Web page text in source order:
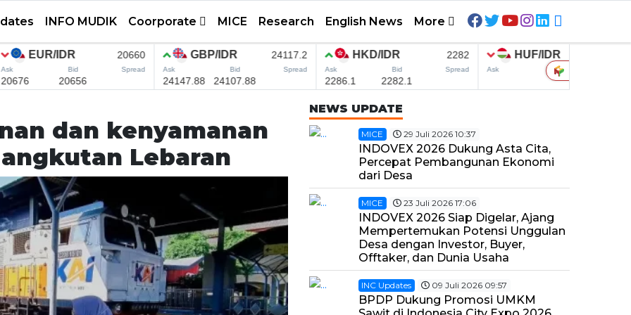
INFO MUDIK Coorporate MICE Research English News More
dan kenyamanan
Lebaran
NEWS UPDATE
MICE 29 Juli 2026 10:37
INDOVEX 2026 Dukung Asta Cita,
Percepat Pembangunan Ekonomi
dari Desa
MICE 23 Juli 2026 17:06
INDOVEX 2026 Siap Digelar, Ajang
Mempertemukan Potensi Unggulan
Desa dengan Investor, Buyer,
Offtaker, dan Dunia Usaha
INC Updates 09 Juli 2026 09:57
BPDP Dukung Promosi UMKM